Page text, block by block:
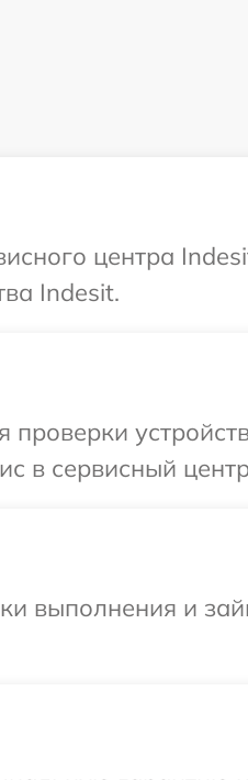
центра
Indesit.
в сервисный
выполнения и